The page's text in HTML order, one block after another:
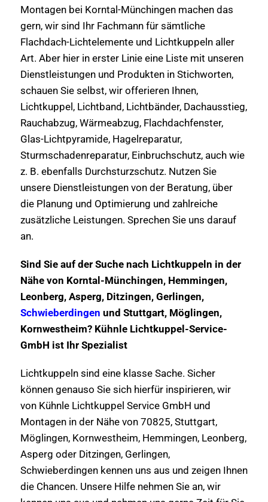
Montagen bei Korntal-Münchingen machen das
gern, wir sind Ihr Fachmann für sämtliche
Flachdach-Lichtelemente und Lichtkuppeln aller
Art. Aber hier in erster Linie eine Liste mit unseren
Dienstleistungen und Produkten in Stichworten,
schauen Sie selbst, wir offerieren Ihnen,
Lichtkuppel, Lichtband, Lichtbänder, Dachausstieg,
Rauchabzug, Wärmeabzug, Flachdachfenster,
Glas-Lichtpyramide, Hagelreparatur,
Sturmschadenreparatur, Einbruchschutz, auch wie
z. B. ebenfalls Durchsturzschutz. Nutzen Sie
unsere Dienstleistungen von der Beratung, über
die Planung und Optimierung und zahlreiche
zusätzliche Leistungen. Sprechen Sie uns darauf
an.
Sind Sie auf der Suche nach Lichtkuppeln in der
Nähe von Korntal-Münchingen, Hemmingen,
Leonberg, Asperg, Ditzingen, Gerlingen,
Schwieberdingen und Stuttgart, Möglingen,
Kornwestheim? Kühnle Lichtkuppel-Service-
GmbH ist Ihr Spezialist
Lichtkuppeln sind eine klasse Sache. Sicher
können genauso Sie sich hierfür inspirieren, wir
von Kühnle Lichtkuppel Service GmbH und
Montagen in der Nähe von 70825, Stuttgart,
Möglingen, Kornwestheim, Hemmingen, Leonberg,
Asperg oder Ditzingen, Gerlingen,
Schwieberdingen kennen uns aus und zeigen Ihnen
die Chancen. Unsere Hilfe nehmen Sie an, wir